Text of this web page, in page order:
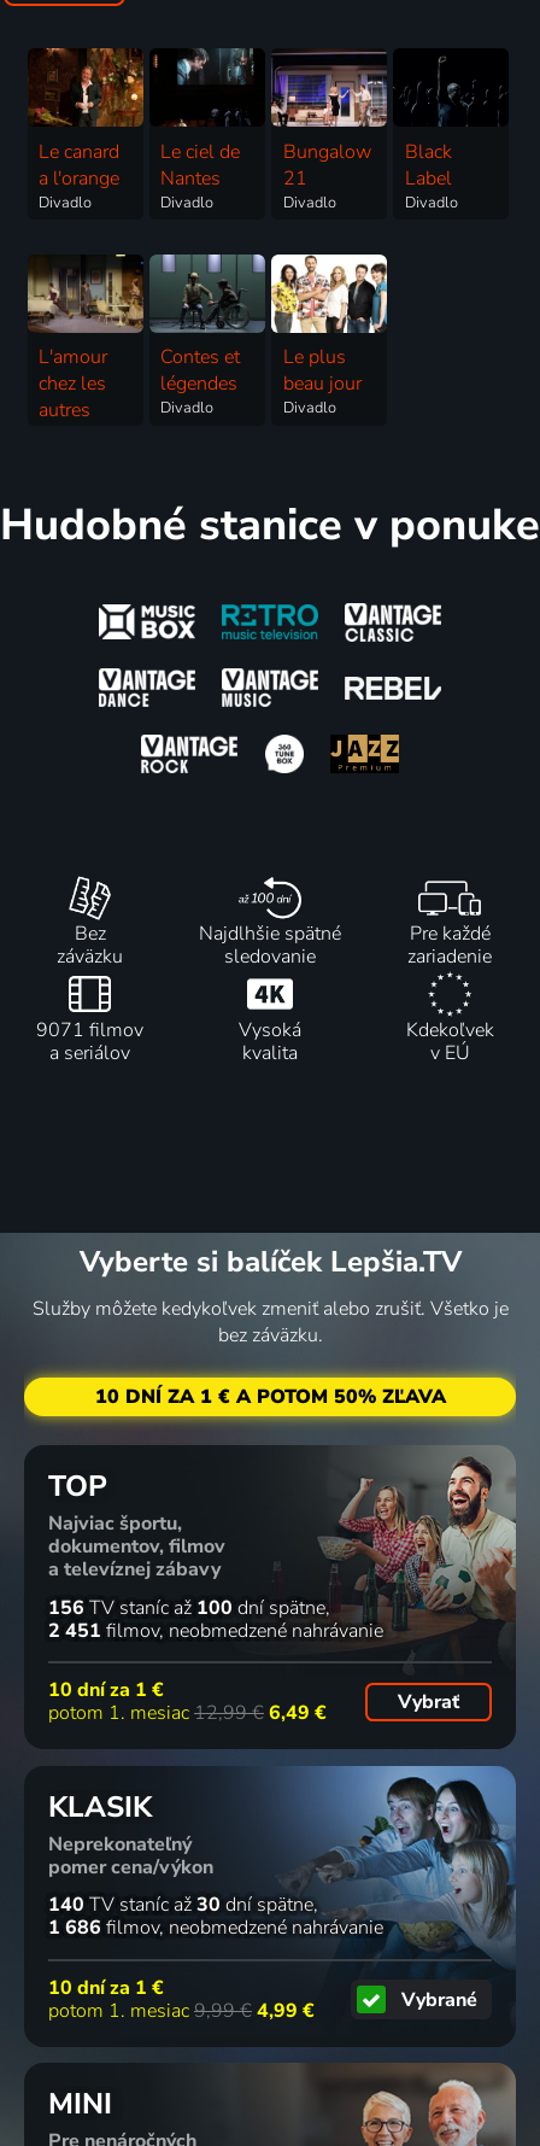
Le canard
a l'orange
Divadlo
Le ciel de
Nantes
Divadlo
Bungalow
21
Divadlo
Black
Label
Divadlo
L'amour
chez les
autres
Contes et
légendes
Divadlo
Le plus
beau jour
Divadlo
Hudobné stanice v ponuke
Bez
záväzku
Najdlhšie spätné
sledovanie
Pre každé
zariadenie
9071 filmov
a seriálov
Vysoká
kvalita
Kdekoľvek
v EÚ
Vyberte si balíček Lepšia.TV
Služby môžete kedykoľvek zmeniť alebo zrušiť. Všetko je
bez záväzku.
10 DNÍ ZA 1 € A POTOM 50% ZĽAVA
TOP
Najviac športu,
dokumentov, filmov
a televíznej zábavy
156 TV staníc až 100 dní spätne
2 451 filmov neobmedzené nahrávanie
10 dní za 1 €
potom 1. mesiac12,99 €6,49 € Vybrať
KLASIK
Neprekonateľný
pomer cena/výkon
140 TV staníc až30 dní spätne
1 686 filmov neobmedzené nahrávanie
10 dní za 1 €
potom 1. mesiac9,99 €4,99 € Vybrané
MINI